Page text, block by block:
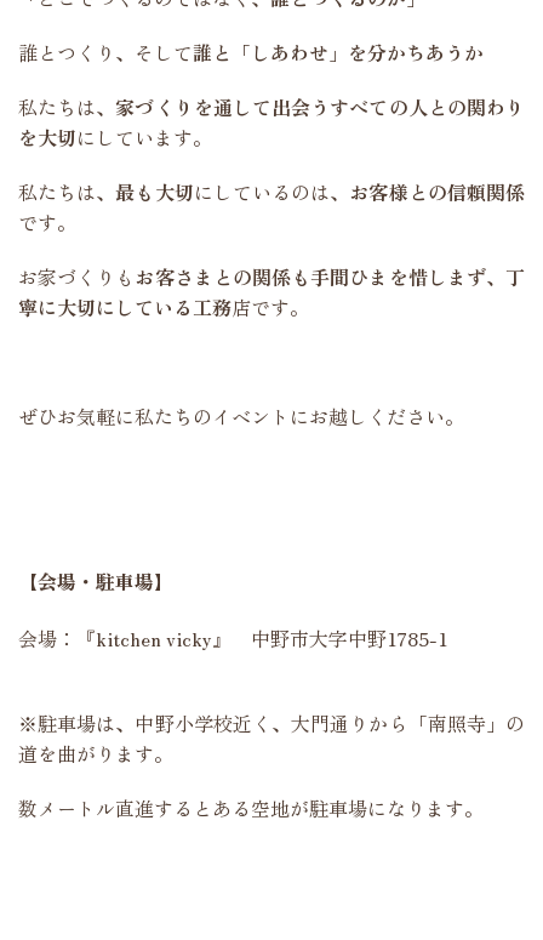
誰とつくり、そして誰と「しあわせ」を分かちあうか
私たちは、 家づくりを通して出会うすべての人との関わり
を大切にしています。
私たちは、最も大切にしているのは、 お客様との信頼関係
です。
お家づくりも お客さまとの関係も手間ひまを惜しまず、丁
寧に大切にしている工務店です。
ぜひお気軽に私たちのイベントにお越しください。
【会場・駐車場】
会場：
『kitchen vicky』 中野市大字中野1785-1
※駐車場は、中野小学校近く、大門通りから「南照寺」の
道を曲がります。
数メートル直進するとある空地が駐車場になります。